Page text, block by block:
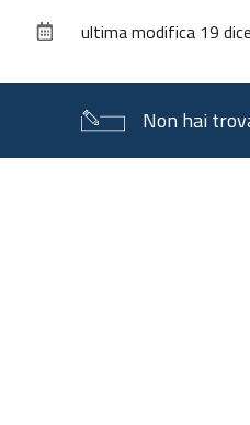
ultima modifica 19
Non hai